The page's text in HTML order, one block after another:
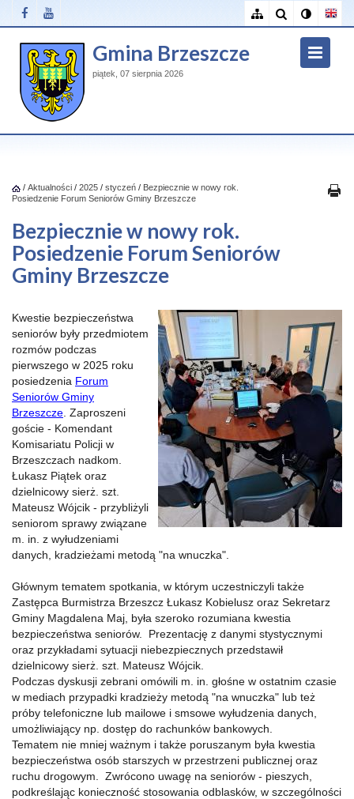
Gmina Brzeszcze
piątek, 07 sierpnia 2026
/ Aktualności / 2025 / styczeń / Bezpiecznie w nowy rok.
Posiedzenie Forum Seniorów Gminy Brzeszcze
Bezpiecznie w nowy rok.
Posiedzenie Forum Seniorów
Gminy Brzeszcze
Kwestie bezpieczeństwa
seniorów były przedmiotem
rozmów podczas
pierwszego w 2025 roku
posiedzenia Forum
Seniorów Gminy
Brzeszcze . Zaproszeni
goście - Komendant
Komisariatu Policji w
Brzeszczach nadkom.
Łukasz Piątek oraz
dzielnicowy sierż. szt.
Mateusz Wójcik - przybliżyli
seniorom sprawy związane
m. in. z wyłudzeniami
danych, kradzieżami metodą "na wnuczka".
Głównym tematem spotkania, w którym uczestniczyli także
Zastępca Burmistrza Brzeszcz Łukasz Kobielusz oraz Sekretarz
Gminy Magdalena Maj, była szeroko rozumiana kwestia
bezpieczeństwa seniorów. Prezentację z danymi stystycznymi
oraz przykładami sytuacji niebezpiecznych przedstawił
dzielnicowy sierż. szt. Mateusz Wójcik.
Podczas dyskusji zebrani omówili m. in. głośne w ostatnim czasie
w mediach przypadki kradzieży metodą "na wnuczka" lub też
próby telefoniczne lub mailowe i smsowe wyłudzenia danych,
umożliwiający np. dostęp do rachunków bankowych.
Tematem nie mniej ważnym i także poruszanym była kwestia
bezpieczeństwa osób starszych w przestrzeni publicznej oraz
ruchu drogowym. Zwrócono uwagę na seniorów - pieszych,
podkreślając konieczność stosowania odblasków, w szczególności